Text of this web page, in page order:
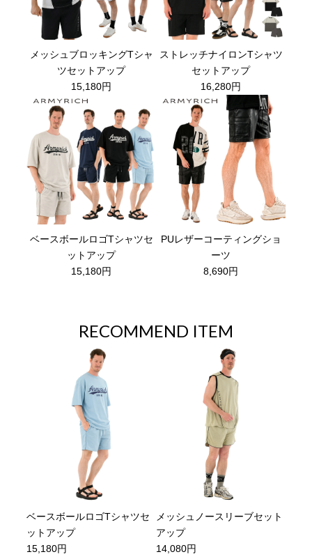
メッシュブロッキングTシャ
ツセットアップ
15,180円
ストレッチナイロンTシャツ
セットアップ
16,280円
ベースボールロゴTシャツセ
ットアップ
15,180円
PUレザーコーティングショ
ーツ
8,690円
RECOMMEND ITEM
ベースボールロゴTシャツセ
ットアップ
15,180円
メッシュノースリーブセット
アップ
14,080円